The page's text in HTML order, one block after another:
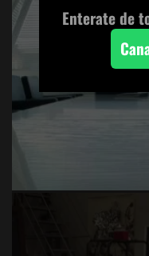
Enterate de